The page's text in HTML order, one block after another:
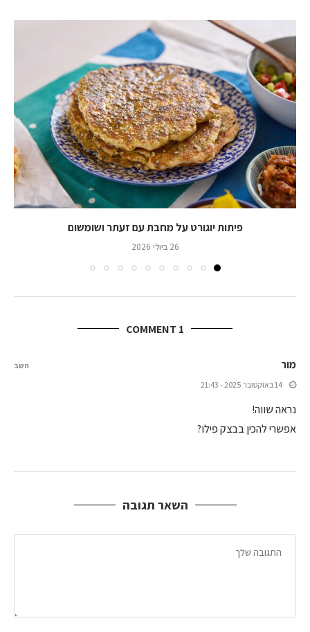
פיתות יוגורט על מחבת עם זעתר ושומשום
26 ביולי 2026
1 COMMENT
מור
14 באוקטובר 2025 - 21:43
נראה שווה!
אפשרי להכין בבצק פילו?
השב
השאר תגובה